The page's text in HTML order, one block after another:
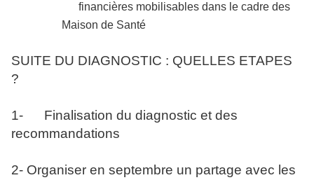
financières mobilisables dans le cadre des
Maison de Santé
SUITE DU DIAGNOSTIC : QUELLES ETAPES
?
1-
Finalisation du diagnostic et des
recommandations
2- Organiser en septembre un partage avec les